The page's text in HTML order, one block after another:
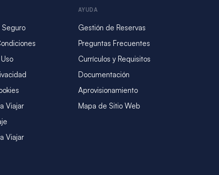
Viajar
Viajar
AYUDA
Gestión de Reservas
Preguntas Frecuentes
Currículos y Requisitos
Documentación
Aprovisionamiento
Mapa de Sitio Web